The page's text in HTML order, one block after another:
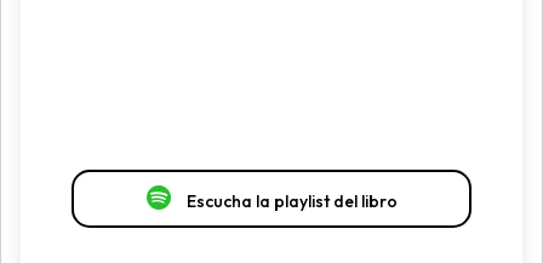
Escucha la playlist del libro